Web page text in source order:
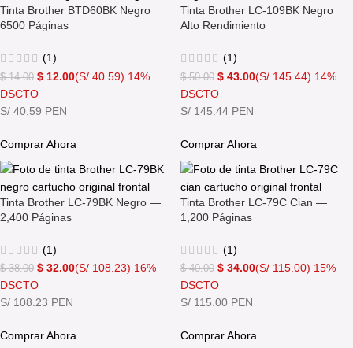
Tinta Brother BTD60BK Negro
6500 Páginas
(1)
$14.00 $ 12.00(S/ 40.59) 14%
DSCTO
S/ 40.59 PEN
Comprar Ahora
Tinta Brother LC-109BK Negro
Alto Rendimiento
(1)
$50.00 $ 43.00(S/ 145.44) 14%
DSCTO
S/ 145.44 PEN
Comprar Ahora
Tinta Brother LC-79BK Negro —
2,400 Páginas
(1)
$38.00 $ 32.00(S/ 108.23) 16%
DSCTO
S/ 108.23 PEN
Comprar Ahora
Tinta Brother LC-79C Cian —
1,200 Páginas
(1)
$40.00 $ 34.00(S/ 115.00) 15%
DSCTO
S/ 115.00 PEN
Comprar Ahora